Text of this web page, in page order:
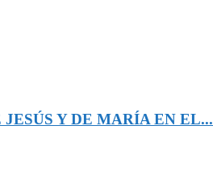
Y DE MARÍA EN EL...